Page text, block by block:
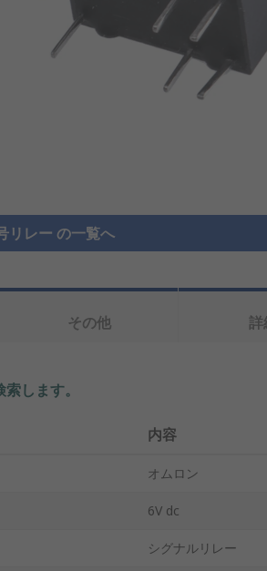
リレー の一覧へ
その他 詳
します。
内容
オムロン
6V dc
シグナルリレー